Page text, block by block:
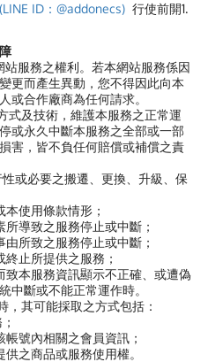
ID：@addonecs) 行使前開1.
站服務之權利。若本網站服務係因
更而產生異動，您不得因此向本
或合作廠商為任何請求。
式及技術，維護本服務之正常運
或永久中斷本服務之全部或一部
害，皆不負任何賠償或補償之責
性或必要之搬遷、更換、升級、保
本使用條款情形；
所導致之服務停止或中斷；
由所致之服務停止或中斷；
終止所提供之服務；
致本服務資訊顯示不正確、或遭偽
中斷或不能正常運作時。
，其可能採取之方式包括：
帳號內相關之會員資訊；
之商品或服務使用權。